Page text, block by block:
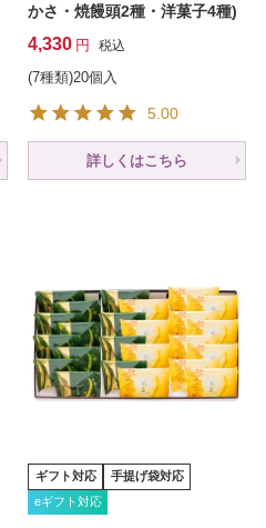
かさ・焼饅頭2種・洋菓子4種)
4,330 税込
(7種類)20個入
5.00
詳しくはこちら
ギフト対応
手提げ袋対応
eギフト対応